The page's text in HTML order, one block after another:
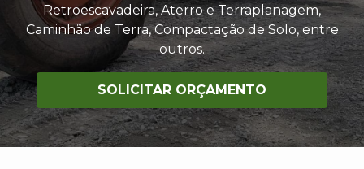
Retroescavadeira, Aterro e Terraplanagem,
Caminhão de Terra, Compactação de Solo, entre
outros.
SOLICITAR ORÇAMENTO